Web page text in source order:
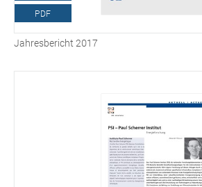
PDF
Jahresbericht 2017